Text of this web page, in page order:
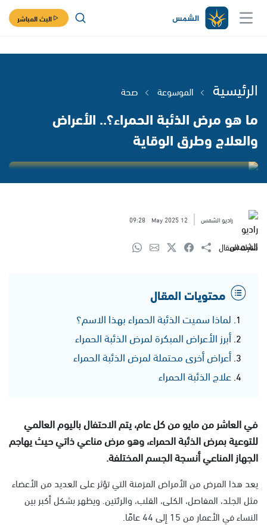
البث المباشر
الرئيسية الموسوعة صحة
ما هو مرض الذئبة الحمراء؟.. الأعراض
والعلاج وطرق الوقاية
راديو الشمس 12 May 2025
09:28
شارك المقال
محتويات المقال
لماذا سميت الذئبة الحمراء بهذا الاسم؟
أبرز الأعراض المبكرة لمرض الذئبة الحمراء
أعراض أخرى محتملة لمرض الذئبة الحمراء
علاج الذئبة الحمراء
في العاشر من مايو من كل عام، يتم الاحتفال باليوم العالمي
للتوعية بمرض الذئبة الحمراء، وهو مرض مناعي ذاتي حيث يهاجم
الجهاز المناعي أنسجة الجسم المختلفة.
يعد هذا المرض من الأمراض المزمنة التي تؤثر على العديد من الأعضاء
مثل الجلد، المفاصل، الكلى، القلب، والرئتين. ويظهر بشكل أكبر بين
النساء في الأعمار من 15 إلى 44 عامًا.